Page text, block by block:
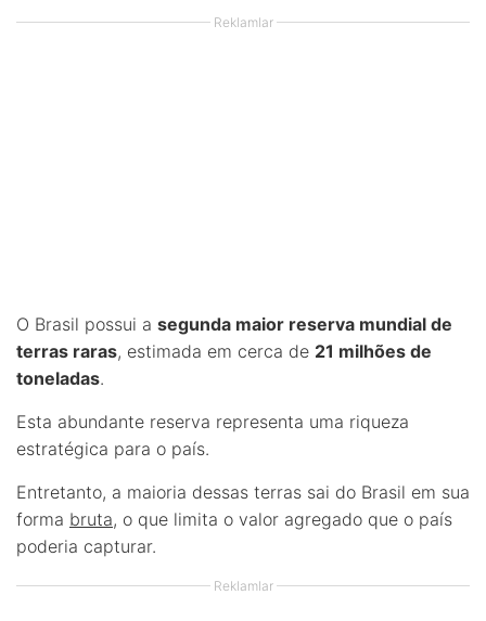
Reklamlar
O Brasil possui a segunda maior reserva mundial de
terras raras, estimada em cerca de 21 milhões de
toneladas.
Esta abundante reserva representa uma riqueza
estratégica para o país.
Entretanto, a maioria dessas terras sai do Brasil em sua
forma bruta, o que limita o valor agregado que o país
poderia capturar.
Reklamlar